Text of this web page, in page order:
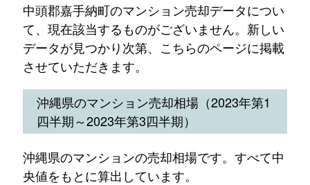
中頭郡嘉手納町のマンション売却データについ
て、現在該当するものがございません。新しい
データが見つかり次第、こちらのページに掲載
させていただきます。
沖縄県のマンション売却相場（2023年第1
四半期～2023年第3四半期）
沖縄県のマンションの売却相場です。すべて中
央値をもとに算出しています。